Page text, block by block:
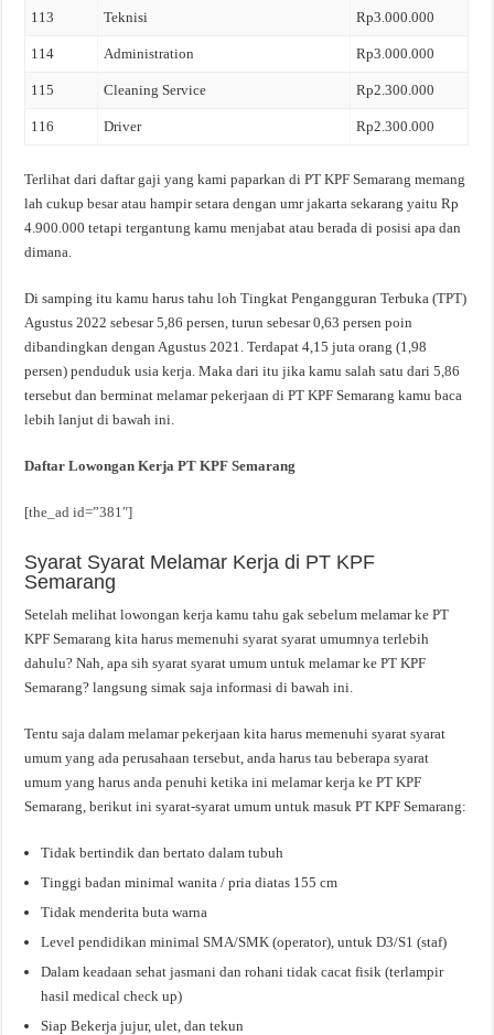
113 Teknisi Rp3.000.000
114 Administration Rp3.000.000
115 Cleaning Service Rp2.300.000
116 Driver Rp2.300.000
Terlihat dari daftar gaji yang kami paparkan di PT KPF Semarang memang
lah cukup besar atau hampir setara dengan umr jakarta sekarang yaitu Rp
4.900.000 tetapi tergantung kamu menjabat atau berada di posisi apa dan
dimana.
Di samping itu kamu harus tahu loh Tingkat Pengangguran Terbuka (TPT)
Agustus 2022 sebesar 5,86 persen, turun sebesar 0,63 persen poin
dibandingkan dengan Agustus 2021. Terdapat 4,15 juta orang (1,98
persen) penduduk usia kerja. Maka dari itu jika kamu salah satu dari 5,86
tersebut dan berminat melamar pekerjaan di PT KPF Semarang kamu baca
lebih lanjut di bawah ini.
Daftar Lowongan Kerja PT KPF Semarang
[the_ad id=”381″]
Syarat Syarat Melamar Kerja di PT KPF
Semarang
Setelah melihat lowongan kerja kamu tahu gak sebelum melamar ke PT
KPF Semarang kita harus memenuhi syarat syarat umumnya terlebih
dahulu? Nah, apa sih syarat syarat umum untuk melamar ke PT KPF
Semarang? langsung simak saja informasi di bawah ini.
Tentu saja dalam melamar pekerjaan kita harus memenuhi syarat syarat
umum yang ada perusahaan tersebut, anda harus tau beberapa syarat
umum yang harus anda penuhi ketika ini melamar kerja ke PT KPF
Semarang, berikut ini syarat-syarat umum untuk masuk PT KPF Semarang:
Tidak bertindik dan bertato dalam tubuh
Tinggi badan minimal wanita / pria diatas 155 cm
Tidak menderita buta warna
Level pendidikan minimal SMA/SMK (operator), untuk D3/S1 (staf)
Dalam keadaan sehat jasmani dan rohani tidak cacat fisik (terlampir
hasil medical check up)
Siap Bekerja jujur, ulet, dan tekun